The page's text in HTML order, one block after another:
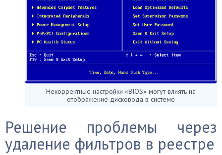
Некорректные настройки «BIOS» могут влиять на
отображение дисковода в системе
Решение проблемы через
удаление фильтров в реестре